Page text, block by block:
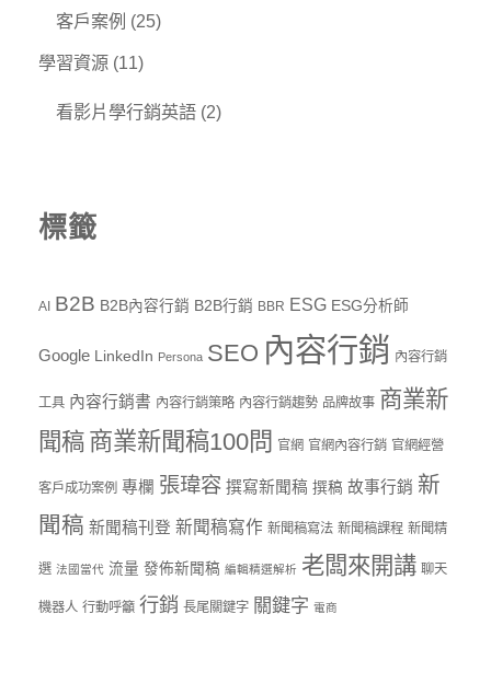
客戶案例 (25)
學習資源 (11)
看影片學行銷英語 (2)
標籤
AI B2B B2B內容行銷 B2B行銷 BBR ESG ESG分析師
Google LinkedIn Persona SEO 內容行銷 內容行銷
工具 內容行銷書 內容行銷策略 內容行銷趨勢 品牌故事 商業新
聞稿 商業新聞稿100問 官網 官網內容行銷 官網經營
客戶成功案例 專欄 張瑋容 撰寫新聞稿 撰稿 故事行銷 新
聞稿 新聞稿刊登 新聞稿寫作 新聞稿寫法 新聞稿課程 新聞精
選 法國當代 流量 發佈新聞稿 編輯精選解析 老闆來開講 聊天
機器人 行動呼籲 行銷 長尾關鍵字 關鍵字 電商